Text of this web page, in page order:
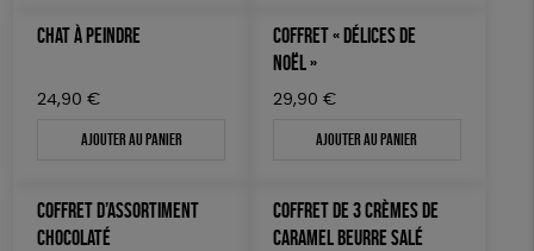
CHAT À PEINDRE
24,90 €
Ajouter au panier
COFFRET « DÉLICES DE
NOËL »
29,90 €
Ajouter au panier
COFFRET D’ASSORTIMENT
CHOCOLATÉ
COFFRET DE 3 CRÈMES DE
CARAMEL BEURRE SALÉ